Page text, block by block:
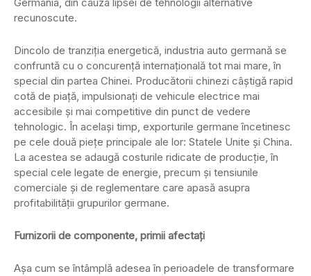
Germania, din cauza lipsei de tehnologii alternative
recunoscute.
Dincolo de tranziția energetică, industria auto germană se
confruntă cu o concurență internațională tot mai mare, în
special din partea Chinei. Producătorii chinezi câștigă rapid
cotă de piață, impulsionați de vehicule electrice mai
accesibile și mai competitive din punct de vedere
tehnologic. În același timp, exporturile germane încetinesc
pe cele două piețe principale ale lor: Statele Unite și China.
La acestea se adaugă costurile ridicate de producție, în
special cele legate de energie, precum și tensiunile
comerciale și de reglementare care apasă asupra
profitabilității grupurilor germane.
Furnizorii de componente, primii afectați
Așa cum se întâmplă adesea în perioadele de transformare